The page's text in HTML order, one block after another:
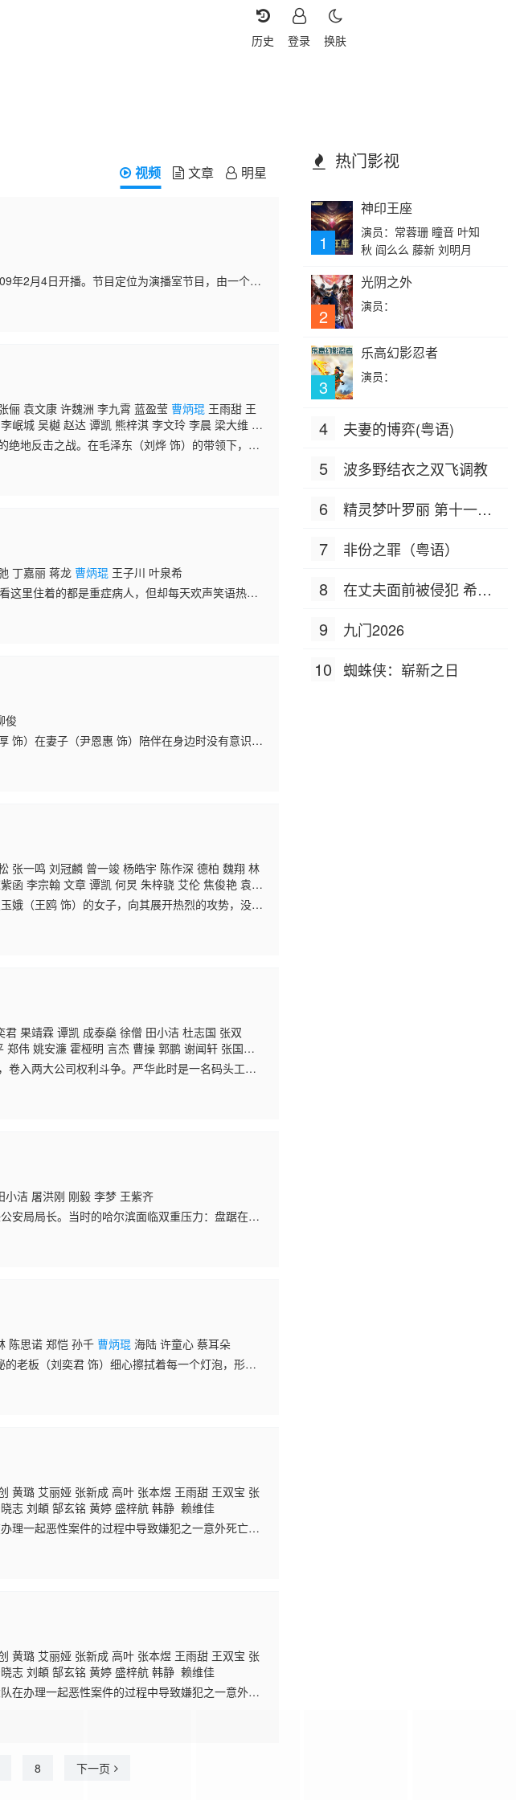
换肤
登录
历史
视频 文章 明星
年2月4日开播。节目定位为演播室节目，由一个特
基本形态，节目形式以案件和事件现场实录回放
俪 袁文康 许魏洲 李九霄 蓝盈莹 曹炳琨 王雨甜 王
岷城 吴樾 赵达 谭凯 熊梓淇 李文玲 李晨 梁大维 潘
绝地反击之战。在毛泽东（刘烨 饰）的带领下，红
打了敌人个措手不及；三渡赤水堪称精妙之笔，
丁嘉丽 蒋龙 曹炳琨 王子川 叶泉希
这里住着的都是重症病人，但却每天欢声笑语热闹
开始讲起…… 当一个一心求死的人，遇上一群拼
俊
饰）在妻子（尹恩惠 饰）陪伴在身边时没有意识到
对妻子的思念与眷恋来到韩国，踏上一场名为思
张一鸣 刘冠麟 曾一竣 杨皓宇 陈作深 德柏 魏翔 林
函 李宗翰 文章 谭凯 何炅 朱梓骁 艾伦 焦俊艳 袁文
大 郭京飞 肖旭 曹胤 张学恒 马浴柯 易小星 雪村 刘
娥（王鸥 饰）的女子，向其展开热烈的攻势，没想
之后，牛大宝震惊的发现袁玉娥原来是洪帮成
果靖霖 谭凯 成泰燊 徐僧 田小洁 杜志国 张双
伟 姚安濂 霍桠明 言杰 曹操 郭鹏 谢闻轩 张国
刘昊然曹炳琨郭京飞 释彦能 张俪 富大龙 李念 许亚
卷入两大公司权利斗争。严华此时是一名码头工
在凶险的上海滩化险为夷。洪三与忠义之士沈达
小洁 屠洪刚 刚毅 李梦 王紫齐
安局局长。当时的哈尔滨面临双重压力：盘踞在长
匪恶霸、日伪人员甚至是流氓无赖伺机作乱。内
陈思诺 郑恺 孙千 曹炳琨 海陆 许童心 蔡耳朵
老板（刘奕君 饰）细心擦拭着每一个灯泡，形形
（白宇帆 饰）新搬进了商店附近的公寓。她渐渐
黄璐 艾丽娅 张新成 高叶 张本煜 王雨甜 王双宝 张
志 刘頔 郜玄铭 黄婷 盛梓航 韩静 赖维佳
理一起恶性案件的过程中导致嫌犯之一意外死亡，
影片根据真实事件改编，原载于“网易人间工作
黄璐 艾丽娅 张新成 高叶 张本煜 王雨甜 王双宝 张
志 刘頔 郜玄铭 黄婷 盛梓航 韩静 赖维佳
办理一起恶性案件的过程中导致嫌犯之一意外死
嫌犯。 影片根据真实事件改编，原载于“网易人
8 下一页
热门影视
1
神印王座
演员：常蓉珊 瞳音 叶知
秋 阎么么 藤新 刘明月
2
光阴之外
演员：
3
乐高幻影忍者
演员：
4 夫妻的博弈(粤语)
5 波多野结衣之双飞调教
6
精灵梦叶罗丽 第十一季
7 非份之罪（粤语）
8
在丈夫面前被侵犯 希岛
9 九门2026
10 蜘蛛侠：崭新之日